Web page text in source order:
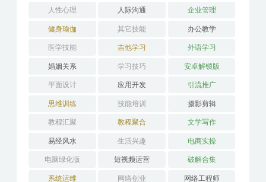
人性心理 人际沟通 企业管理
健身瑜伽 其它技能 办公教学
医学技能 吉他学习 外语学习
婚姻关系 学习技巧 安卓解锁版
平面设计 应用开发 引流推广
思维训练 技能培训 摄影剪辑
教程汇聚 教程聚合 文学写作
易经风水 生活兴趣 电商实操
电脑绿化版 短视频运营 破解合集
系统运维 网络创业 网络工程师